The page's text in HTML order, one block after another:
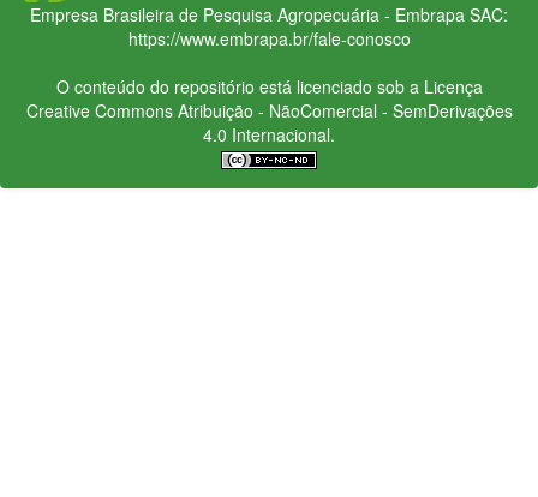
Empresa Brasileira de Pesquisa Agropecuária - Embrapa SAC:
https://www.embrapa.br/fale-conosco
O conteúdo do repositório está licenciado sob a Licença
Creative CommonsAtribuição - NãoComercial - SemDerivações
4.0 Internacional.